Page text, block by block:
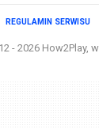
REGULAMIN SERWISU
- 2026 How2Play,